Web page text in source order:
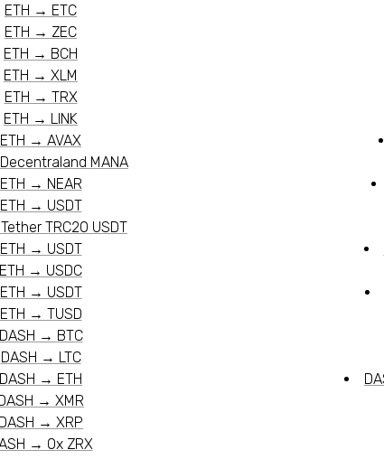
ETH → ETC
ETH → ZEC
ETH → BCH
ETH → XLM
ETH → TRX
ETH → LINK
ETH → AVAX
Decentraland MANA
ETH → NEAR
ETH → USDT
Tether TRC20 USDT
ETH → USDT
ETH → USDC
ETH → USDT
ETH → TUSD
DASH → BTC
DASH → LTC
DASH → ETH
→ XMR
DASH → XRP
→ 0x ZRX